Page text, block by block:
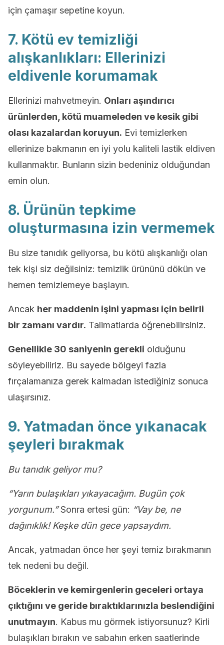
için çamaşır sepetine koyun.
7. Kötü ev temizliği
alışkanlıkları: Ellerinizi
eldivenle korumamak
Ellerinizi mahvetmeyin. Onları aşındırıcı
ürünlerden, kötü muameleden ve kesik gibi
olası kazalardan koruyun. Evi temizlerken
ellerinize bakmanın en iyi yolu kaliteli lastik eldiven
kullanmaktır. Bunların sizin bedeniniz olduğundan
emin olun.
8. Ürünün tepkime
oluşturmasına izin vermemek
Bu size tanıdık geliyorsa, bu kötü alışkanlığı olan
tek kişi siz değilsiniz: temizlik ürününü dökün ve
hemen temizlemeye başlayın.
Ancak her maddenin işini yapması için belirli
bir zamanı vardır. Talimatlarda öğrenebilirsiniz.
Genellikle 30 saniyenin gerekli olduğunu
söyleyebiliriz. Bu sayede bölgeyi fazla
fırçalamanıza gerek kalmadan istediğiniz sonuca
ulaşırsınız.
9. Yatmadan önce yıkanacak
şeyleri bırakmak
Bu tanıdık geliyor mu?
“Yarın bulaşıkları yıkayacağım. Bugün çok
yorgunum.”Sonra ertesi gün: “Vay be, ne
dağınıklık! Keşke dün gece yapsaydım.
Ancak, yatmadan önce her şeyi temiz bırakmanın
tek nedeni bu değil.
Böceklerin ve kemirgenlerin geceleri ortaya
çıktığını ve geride bıraktıklarınızla beslendiğini
unutmayın. Kabus mu görmek istiyorsunuz? Kirli
bulaşıkları bırakın ve sabahın erken saatlerinde